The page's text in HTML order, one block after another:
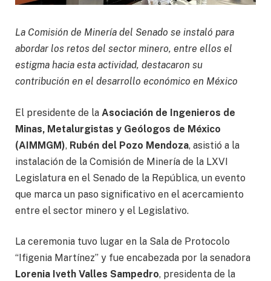
La Comisión de Minería del Senado se instaló para
abordar los retos del sector minero, entre ellos el
estigma hacia esta actividad, destacaron su
contribución en el desarrollo económico en México
El presidente de la Asociación de Ingenieros de
Minas, Metalurgistas y Geólogos de México
(AIMMGM), Rubén del Pozo Mendoza, asistió a la
instalación de la Comisión de Minería de la LXVI
Legislatura en el Senado de la República, un evento
que marca un paso significativo en el acercamiento
entre el sector minero y el Legislativo.
La ceremonia tuvo lugar en la Sala de Protocolo
“Ifigenia Martínez” y fue encabezada por la senadora
Lorenia Iveth Valles Sampedro, presidenta de la